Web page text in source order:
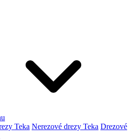
Teka Nerezové drezy Teka Drezové